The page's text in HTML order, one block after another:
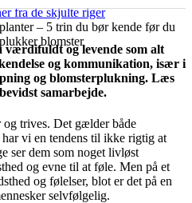
fra de skjulte riger
– 5 trin du bør kende før du
blomster
værdifuldt og levende som alt
og kommunikation, især i
og blomsterplukning. Læs
samarbejde.
og trives. Det gælder både
vi en tendens til ikke rigtig at
ser dem som noget livløst
og evne til at føle. Men på et
og følelser, blot er det på en
selvfølgelig.